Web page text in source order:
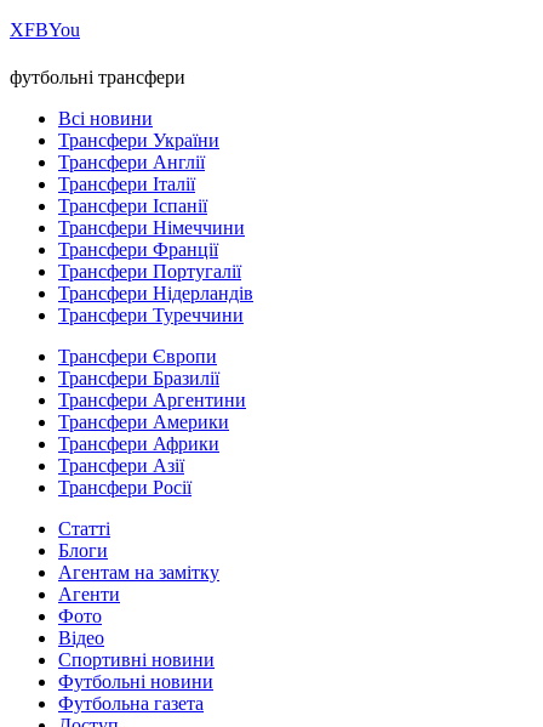
ХFBYou
футбольні трансфери
Всі новини
Трансфери України
Трансфери Англії
Трансфери Італії
Трансфери Іспанії
Трансфери Німеччини
Трансфери Франції
Трансфери Португалії
Трансфери Нідерландів
Трансфери Туреччини
Трансфери Європи
Трансфери Бразилії
Трансфери Аргентини
Трансфери Америки
Трансфери Африки
Трансфери Азії
Трансфери Росії
Статті
Блоги
Агентам на замітку
Агенти
Фото
Відео
Спортивні новини
Футбольні новини
Футбольна газета